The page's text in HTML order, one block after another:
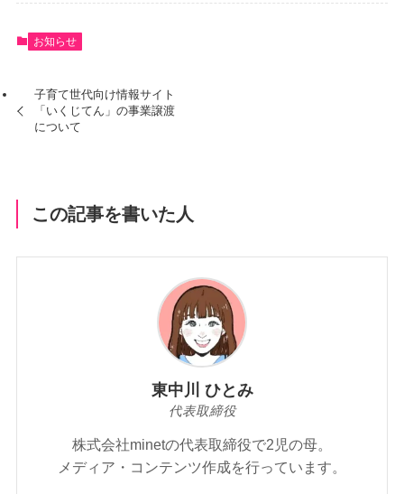
お知らせ
子育て世代向け情報サイト
「いくじてん」の事業譲渡
について
この記事を書いた人
東中川 ひとみ
代表取締役
株式会社minetの代表取締役で2児の母。
メディア・コンテンツ作成を行っています。